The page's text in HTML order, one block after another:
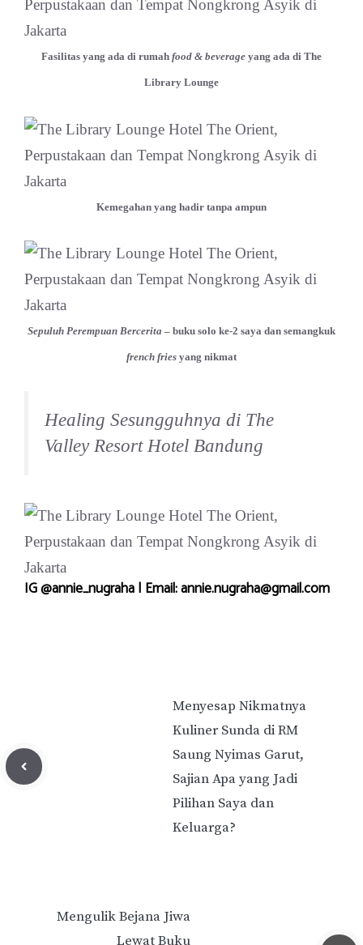
Fasilitas yang ada di rumah food & beverage yang ada di The
Library Lounge
Kemegahan yang hadir tanpa ampun
Sepuluh Perempuan Bercerita – buku solo ke-2 saya dan semangkuk
french fries yang nikmat
Healing Sesungguhnya di The
Valley Resort Hotel Bandung
IG @annie_nugraha | Email: annie.nugraha@gmail.com
Menyesap Nikmatnya
Kuliner Sunda di RM
Saung Nyimas Garut,
Sajian Apa yang Jadi
Pilihan Saya dan
Keluarga?
Mengulik Bejana Jiwa
Lewat Buku